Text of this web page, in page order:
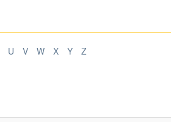
U V W X Y
Z